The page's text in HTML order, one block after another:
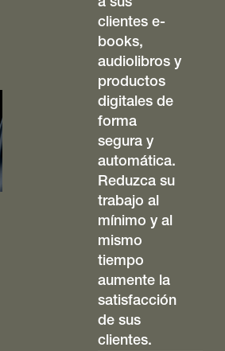
clientes e-
books,
audiolibros y
productos
digitales de
forma
segura y
automática.
Reduzca su
trabajo al
mínimo y al
mismo
tiempo
aumente la
satisfacción
de sus
clientes.